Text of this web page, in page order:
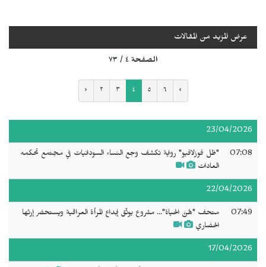
عرض المزيد من المقالات
الصفحة ٤ / ٧٣
‹ ٢ ٣ ٤ ٥ ٦ ›
23/04/2026
07:08
"ظل فوزلافيو" رواية تكشف وجع النساء السودانيات في مجتمع تحكمه
العادات
22/04/2026
07:49
متحف "هُنَّ الحياة"... مشروع يوثّق إبداع المرأة العراقية ويستحضر إرثها
الحضاري
17/04/2026